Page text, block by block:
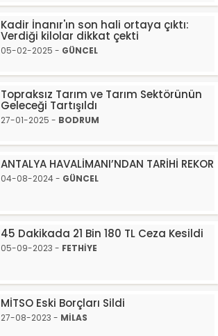
Kadir İnanır'ın son hali ortaya çıktı:
Verdiği kilolar dikkat çekti
05-02-2025 - GÜNCEL
Topraksız Tarım ve Tarım Sektörünün
Geleceği Tartışıldı
27-01-2025 - BODRUM
ANTALYA HAVALİMANI’NDAN TARİHİ REKOR
04-08-2024 - GÜNCEL
45 Dakikada 21 Bin 180 TL Ceza Kesildi
05-09-2023 - FETHİYE
MİTSO Eski Borçları Sildi
27-08-2023 - MİLAS